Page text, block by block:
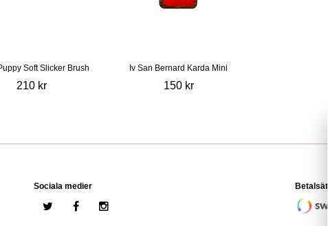
Soft Slicker Brush
210 kr
Iv San Bernard Karda Mini
150 kr
Sociala medier Betalsätt